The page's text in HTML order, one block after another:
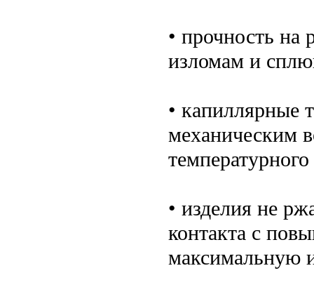
• прочность на
изломам и
• капиллярные
механическим
• изделия не
контакта с
максимальную